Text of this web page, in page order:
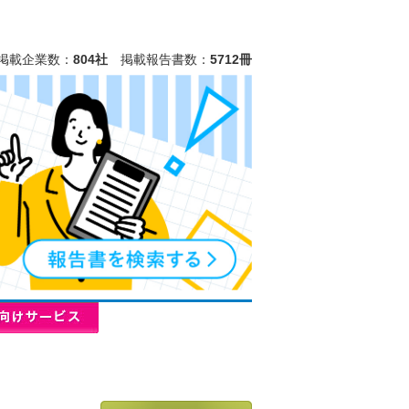
載企業数： 804社 掲載報告書数： 5712冊